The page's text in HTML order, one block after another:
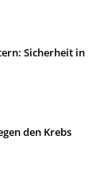
Sicherheit in
den Krebs